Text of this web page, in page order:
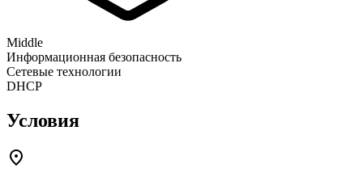
Middle
Информационная безопасность
Сетевые технологии
DHCP
Условия